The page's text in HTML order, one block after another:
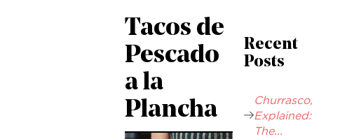
Tacos de
Pescado
a la
Plancha
Recent
Posts
Churrasco,
Explained:
The...